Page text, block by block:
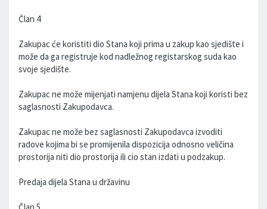
Član 4
Zakupac će koristiti dio Stana koji prima u zakup kao sjedište i
može da ga registruje kod nadležnog registarskog suda kao
svoje sjedište.
Zakupac ne može mijenjati namjenu dijela Stana koji koristi bez
saglasnosti Zakupodavca.
Zakupac ne može bez saglasnosti Zakupodavca izvoditi
radove kojima bi se promijenila dispozicija odnosno veličina
prostorija niti dio prostorija ili cio stan izdati u podzakup.
Predaja dijela Stana u državinu